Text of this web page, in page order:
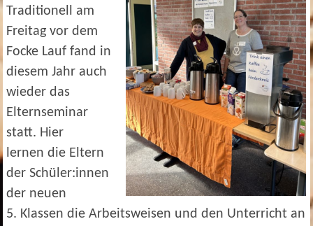
Traditionell am
Freitag vor dem
Focke Lauf fand in
diesem Jahr auch
wieder das
Elternseminar
statt. Hier
lernen die Eltern
der Schüler:innen
der neuen
5. Klassen die Arbeitsweisen und den Unterricht an